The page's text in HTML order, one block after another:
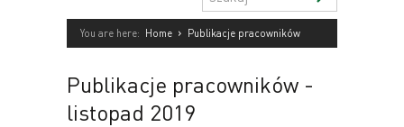
You are here: Home › Publikacje pracowników
Publikacje pracowników -
listopad 2019